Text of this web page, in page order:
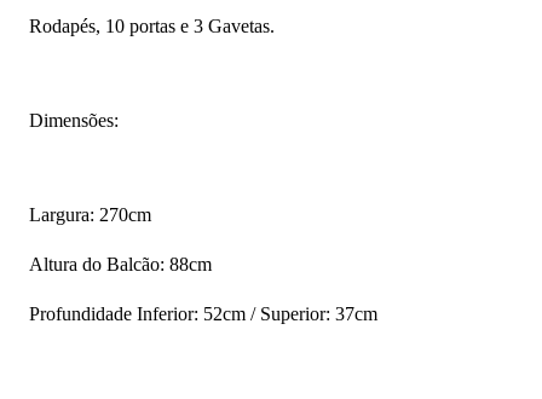
Rodapés, 10 portas e 3 Gavetas.
Dimensões:
Largura: 270cm
Altura do Balcão: 88cm
Profundidade Inferior: 52cm / Superior: 37cm